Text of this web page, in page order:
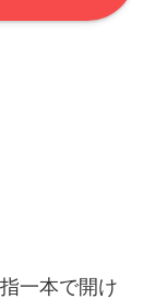
一本で開け